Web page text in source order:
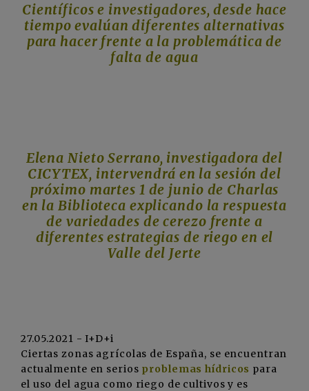
Científicos e investigadores, desde hace
tiempo evalúan diferentes alternativas
para hacer frente a la problemática de
falta de agua
Elena Nieto Serrano, investigadora del
CICYTEX, intervendrá en la sesión del
próximo martes 1 de junio de Charlas
en la Biblioteca explicando la respuesta
de variedades de cerezo frente a
diferentes estrategias de riego en el
Valle del Jerte
27.05.2021 - I+D+i
Ciertas zonas agrícolas de España, se encuentran
actualmente en serios problemas hídricos para
el uso del agua como riego de cultivos y es